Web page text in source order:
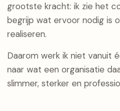
grootste kracht: ik zie het
begrijp wat ervoor nodig is
realiseren.
Daarom werk ik niet vanuit
naar wat een organisatie
slimmer, sterker en